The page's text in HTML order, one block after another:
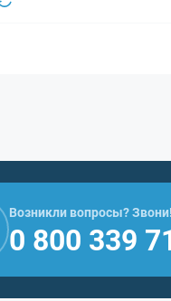
Возникли вопросы? Звони!
0 800 339